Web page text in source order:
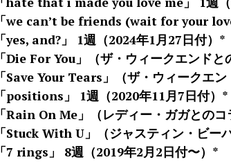
「we can’t be friends (wait for your
「yes, and?」 1週（2024年1月27日付）*
「Die For You」（ザ・ウィークエンドと
「Save Your Tears」（ザ・ウィークエ
「positions」 1週（2020年11月7日付）*
「Rain On Me」（レディー・ガガとの
「Stuck With U」（ジャスティン・ビー
「7 rings」 8週（2019年2月2日付〜）*